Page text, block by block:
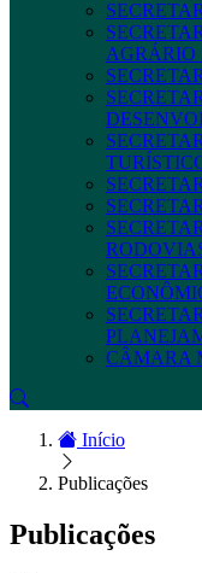
AGRÁRIO
CÂMARA
Início
Publicações
Publicações